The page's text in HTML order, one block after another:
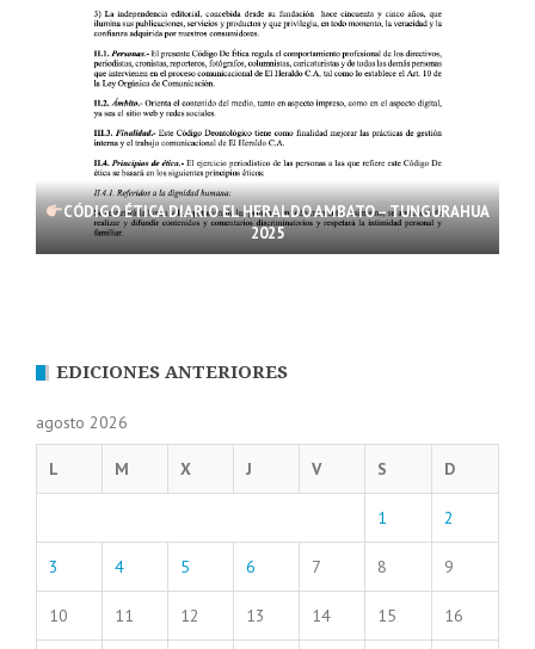
CÓDIGO ÉTICA DIARIO EL HERALDO AMBATO – TUNGURAHUA
2025
EDICIONES ANTERIORES
agosto 2026
L M X J V S D
1 2
3 4 5 6 7 8 9
10 11 12 13 14 15 16